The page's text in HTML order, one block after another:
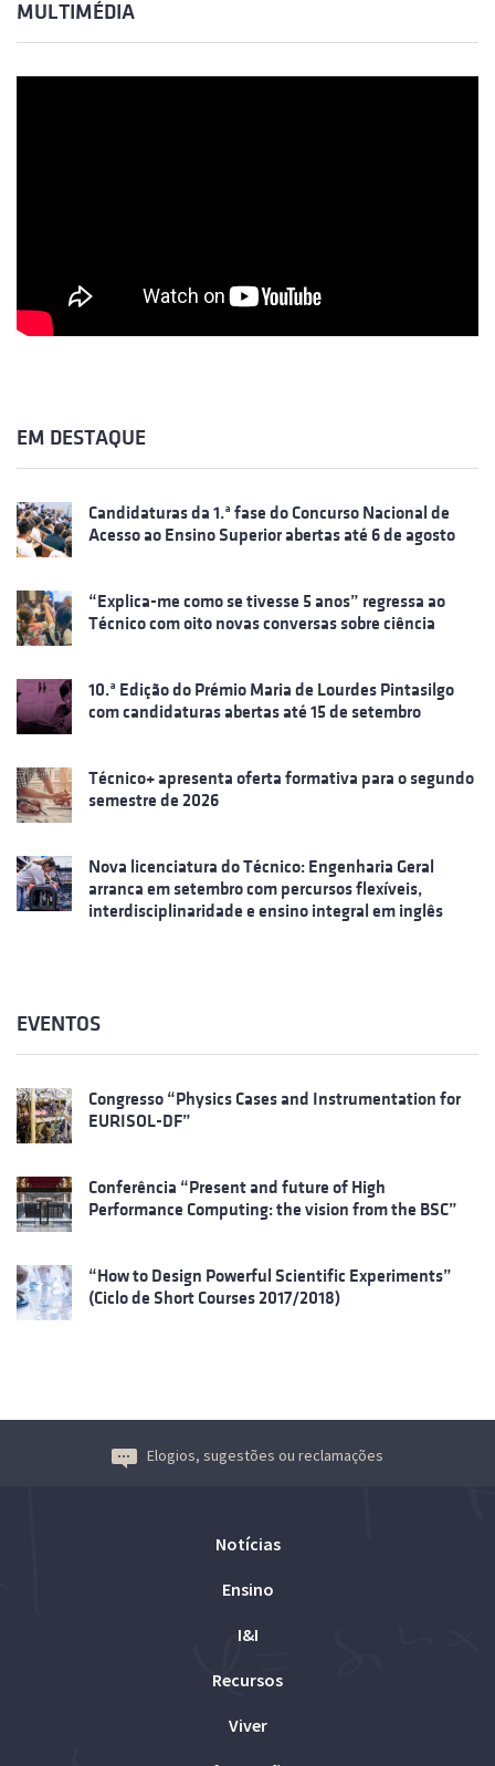
MULTIMÉDIA
EM DESTAQUE
Candidaturas da 1.ª fase do Concurso Nacional de
Acesso ao Ensino Superior abertas até 6 de agosto
“Explica-me como se tivesse 5 anos” regressa ao
Técnico com oito novas conversas sobre ciência
10.ª Edição do Prémio Maria de Lourdes Pintasilgo
com candidaturas abertas até 15 de setembro
Técnico+ apresenta oferta formativa para o segundo
semestre de 2026
Nova licenciatura do Técnico: Engenharia Geral
arranca em setembro com percursos flexíveis,
interdisciplinaridade e ensino integral em inglês
EVENTOS
Congresso “Physics Cases and Instrumentation for
EURISOL-DF”
Conferência “Present and future of High
Performance Computing: the vision from the BSC”
“How to Design Powerful Scientific Experiments”
(Ciclo de Short Courses 2017/2018)
Elogios, sugestões ou reclamações
Notícias
Ensino
I&I
Recursos
Viver